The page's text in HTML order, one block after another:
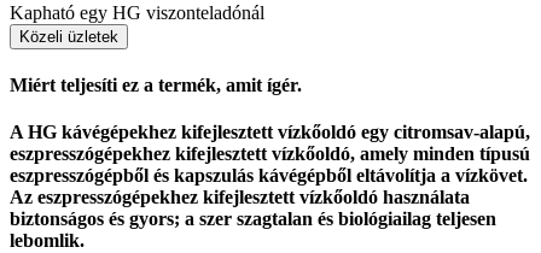
Kapható egy HG viszonteladónál
Közeli üzletek
Miért teljesíti ez a termék, amit ígér.
A HG kávégépekhez kifejlesztett vízkőoldó egy citromsav-alapú,
eszpresszógépekhez kifejlesztett vízkőoldó, amely minden típusú
eszpresszógépből és kapszulás kávégépből eltávolítja a vízkövet.
Az eszpresszógépekhez kifejlesztett vízkőoldó használata
biztonságos és gyors; a szer szagtalan és biológiailag teljesen
lebomlik.